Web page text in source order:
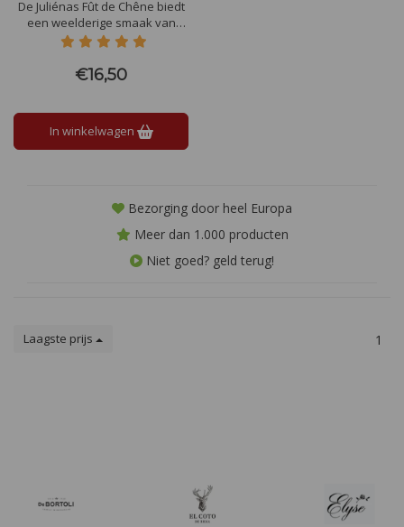
De Juliénas Fût de Chêne biedt
een weelderige smaak van
rijpe kersen en bramen, verrijkt
en geroosterd eikenhout. De
wijn is vol, rond en elegant, met
€16,50
In winkelwagen
Bezorging door heel Europa
Meer dan 1.000 producten
Niet goed? geld terug!
Laagste prijs 1